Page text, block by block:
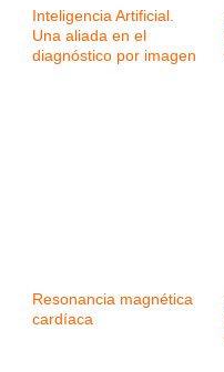
Inteligencia Artificial.
Una aliada en el
diagnóstico por imagen
Resonancia magnética
cardíaca